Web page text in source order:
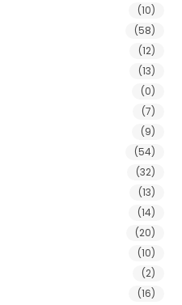
(10)
(58)
(12)
(13)
(0)
(7)
(9)
(54)
(32)
(13)
(14)
(20)
(10)
(2)
(16)